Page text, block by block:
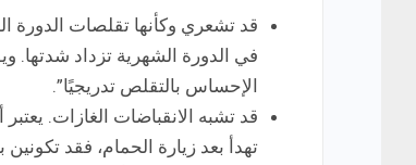
قد تشعري وكأنها تقلصات
في الدورة الشهرية تزداد شدتها.
الإحساس بالتقلص تدريجيًا”.
قد تشبه الانقباضات الغازات.
تهدأ بعد زيارة الحمام، فقد